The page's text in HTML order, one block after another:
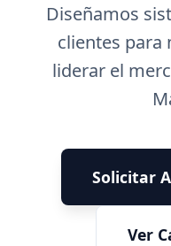
Diseñamos
clientes para
liderar el
Solicitar
Ver